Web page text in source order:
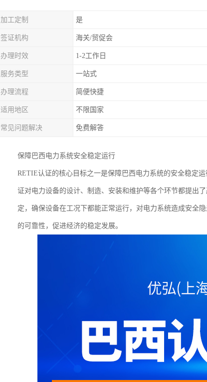
加工定制 是
签证机构 海关/贸促会
办理时效 1-2工作日
服务类型 一站式
办理流程 简便快捷
适用地区 不限国家
常见问题解决 免费解答
保障巴西电力系统安全稳定运行
RETIE认证的核心目标之一是保障巴西电力系统的安全稳定
证对电力设备的设计、制造、安装和维护等各个环节都提出
定，确保设备在工况下都能正常运行，对电力系统造成安全
的可靠性，促进经济的稳定发展。